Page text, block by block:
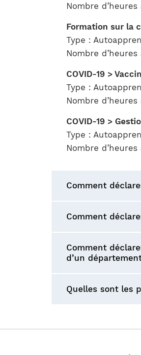
Nombre
Formation sur la
Type :
Nombre
COVID-19 >
Type :
Nombre
COVID-19 >
Type :
Nombre
Comment
Comment
Comment
d’un
Quelles sont les